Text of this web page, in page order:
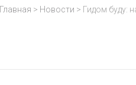
Главная > Новости > Гидом буду: